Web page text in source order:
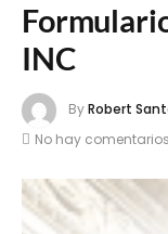
INC
ByRobert
No hay comentarios